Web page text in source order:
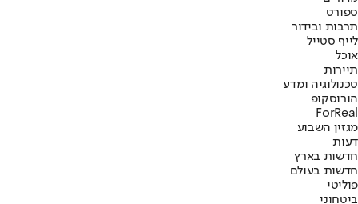
ספורט
תרבות ובידור
לייף סטייל
אוכל
תיירות
טכנולוגיה ומדע
הורוסקופ
ForReal
מגזין השבוע
דעות
חדשות בארץ
חדשות בעולם
פוליטי
ביטחוני